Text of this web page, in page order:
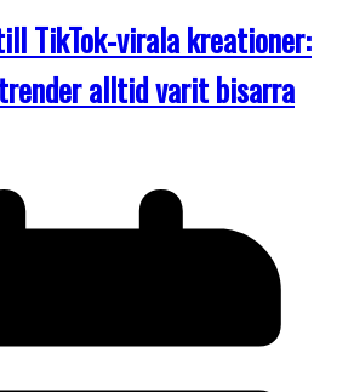
TikTok-virala kreationer:
alltid varit bisarra